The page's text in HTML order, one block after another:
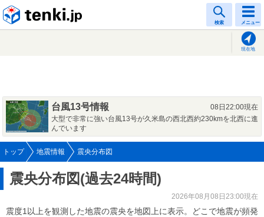
検索 メニュー
現在地
台風13号情報
08日22:00現在
大型で非常に強い台風13号が久米島の西北西約230kmを北西に進
んでいます
トップ 地震情報 震央分布図
震央分布図(過去24時間)
2026年08月08日23:00現在
震度1以上を観測した地震の震央を地図上に表示。どこで地震が頻発